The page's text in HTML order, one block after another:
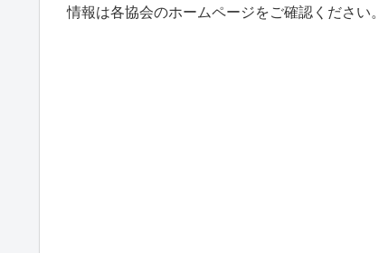
情報は各協会のホームページをご確認ください。